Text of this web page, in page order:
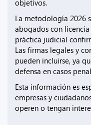
objetivos.
La metodología 2026
abogados con
práctica judicial
Las firmas legales y
pueden incluirse, ya
defensa en casos
Esta información es
empresas y
operen o tengan